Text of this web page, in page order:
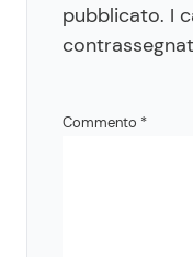
pubblicato. I
Commento *